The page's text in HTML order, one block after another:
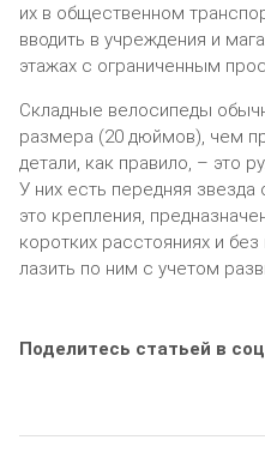
их в общественном
вводить в учреждения и
этажах с ограниченным
Складные велосипеды
размера (20 дюймов), чем
детали, как правило, – это
У них есть передняя
это крепления,
коротких расстояниях и
лазить по ним с учетом
Поделитесь статьей в